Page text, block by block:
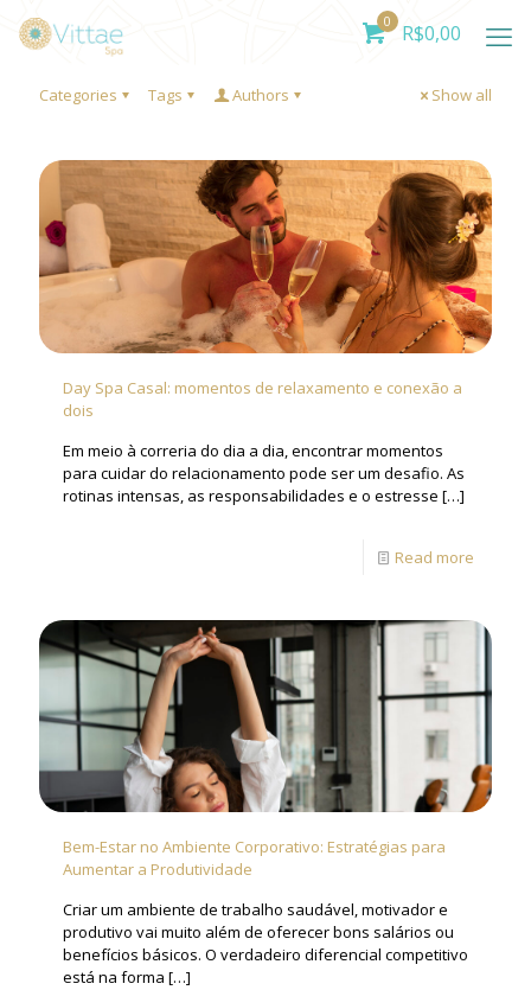
0 R$0,00
Categories Tags Authors Show all
Day Spa Casal: momentos de relaxamento e conexão a
dois
Em meio à correria do dia a dia, encontrar momentos
para cuidar do relacionamento pode ser um desafio. As
rotinas intensas, as responsabilidades e o estresse […]
Read more
Bem-Estar no Ambiente Corporativo: Estratégias para
Aumentar a Produtividade
Criar um ambiente de trabalho saudável, motivador e
produtivo vai muito além de oferecer bons salários ou
benefícios básicos. O verdadeiro diferencial competitivo
está na forma […]